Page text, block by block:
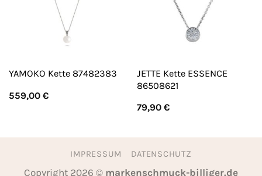
YAMOKO Kette 87482383
559,00 €
JETTE Kette ESSENCE
86508621
79,90 €
IMPRESSUM DATENSCHUTZ
Copyright 2026 © markenschmuck-billiger.de